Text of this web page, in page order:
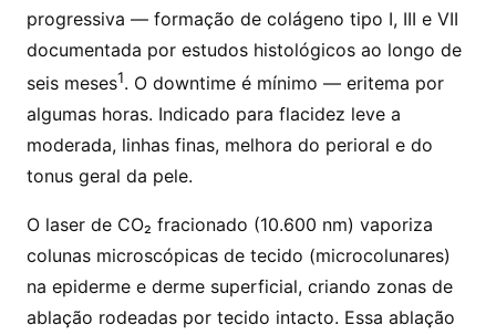
progressiva — formação de colágeno tipo I, III e VII
documentada por estudos histológicos ao longo de
seis meses1. O downtime é mínimo — eritema por
algumas horas. Indicado para flacidez leve a
moderada, linhas finas, melhora do perioral e do
tonus geral da pele.
O laser de CO₂ fracionado (10.600 nm) vaporiza
colunas microscópicas de tecido (microcolunares)
na epiderme e derme superficial, criando zonas de
ablação rodeadas por tecido intacto. Essa ablação